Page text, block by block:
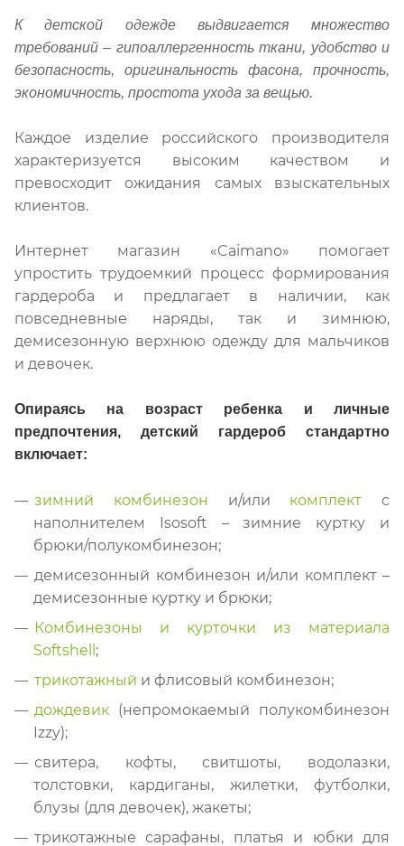
К детской одежде выдвигается множество
требований – гипоаллергенность ткани, удобство и
безопасность, оригинальность фасона, прочность,
экономичность, простота ухода за вещью.
Каждое изделие российского производителя
характеризуется высоким качеством и
превосходит ожидания самых взыскательных
клиентов.
Интернет магазин «Caimano» помогает
упростить трудоемкий процесс формирования
гардероба и предлагает в наличии, как
повседневные наряды, так и зимнюю,
демисезонную верхнюю одежду для мальчиков
и девочек.
Опираясь на возраст ребенка и личные
предпочтения, детский гардероб стандартно
включает:
зимний комбинезон и/или комплект с
наполнителем Isosoft – зимние куртку и
брюки/полукомбинезон;
демисезонный комбинезон и/или комплект –
демисезонные куртку и брюки;
Комбинезоны и курточки из материала
Softshell ;
трикотажный и флисовый комбинезон;
дождевик (непромокаемый полукомбинезон
Izzy);
свитера, кофты, свитшоты, водолазки,
толстовки, кардиганы, жилетки, футболки,
блузы (для девочек), жакеты;
трикотажные сарафаны, платья и юбки для